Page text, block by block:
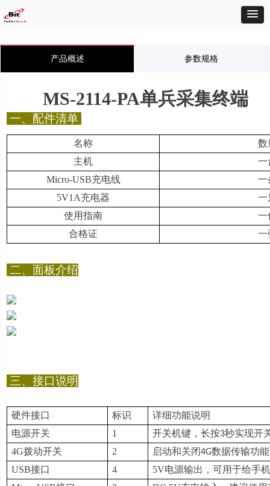
产品概述 参数规格
MS-2114-PA单兵采集终端
一、配件清单
名称
数
主机
一
Micro-USB充电线
一
5V1A充电器
一
使用指南
一
合格证
一
二、 面板介绍
三、 接口说明
硬件接口 标识
详细功能说明
电源开关
1 开关机键，长按3秒实现开
4G拨动开关 2 启动和关闭4G数据传输功能
USB接口 4 5V电源输出，可用于给手